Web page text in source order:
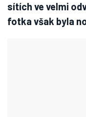
sítích ve velmi
fotka však byla